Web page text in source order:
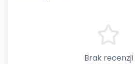
Brak recenzji